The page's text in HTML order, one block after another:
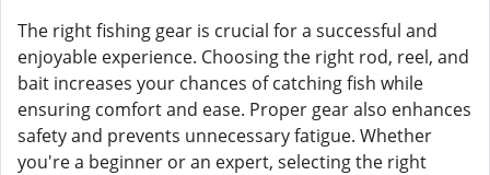
The right fishing gear is crucial for a successful and
enjoyable experience. Choosing the right rod, reel, and
bait increases your chances of catching fish while
ensuring comfort and ease. Proper gear also enhances
safety and prevents unnecessary fatigue. Whether
you're a beginner or an expert, selecting the right